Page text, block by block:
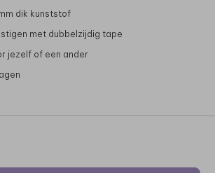
dik kunststof
met dubbelzijdig tape
jezelf of een ander